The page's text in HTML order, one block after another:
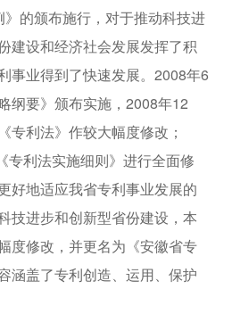
的颁布施行，对于推动科技进
建设和经济社会发展发挥了积
事业得到了快速发展。2008年6
纲要》颁布实施，2008年12
专利法》作较大幅度修改；
专利法实施细则》进行全面修
好地适应我省专利事业发展的
技进步和创新型省份建设，本
度修改，并更名为《安徽省专
涵盖了专利创造、运用、保护